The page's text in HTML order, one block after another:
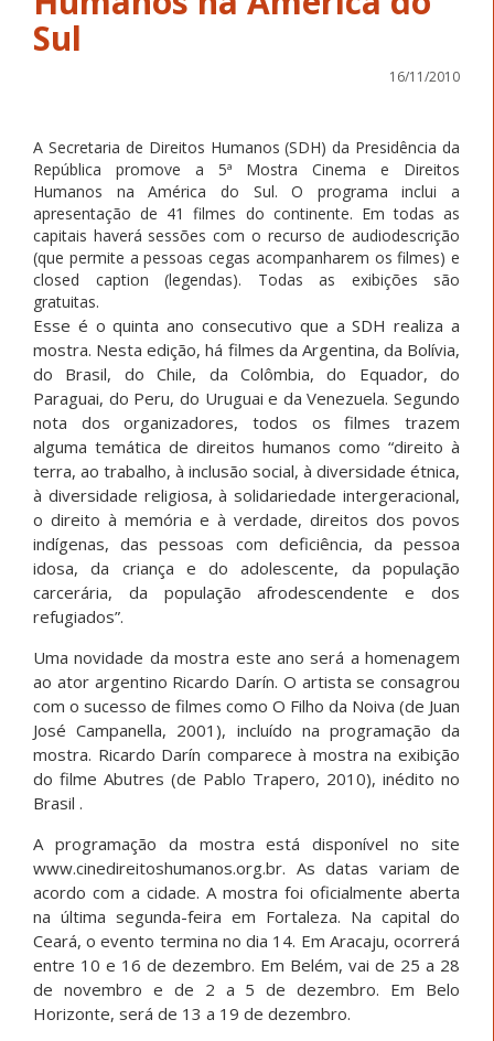
Sul
16/11/2010
A Secretaria de Direitos Humanos (SDH) da Presidência da
República promove a 5ª Mostra Cinema e Direitos
Humanos na América do Sul. O programa inclui a
apresentação de 41 filmes do continente. Em todas as
capitais haverá sessões com o recurso de audiodescrição
(que permite a pessoas cegas acompanharem os filmes) e
closed caption (legendas). Todas as exibições são
gratuitas.
Esse é o quinta ano consecutivo que a SDH realiza a
mostra. Nesta edição, há filmes da Argentina, da Bolívia,
do Brasil, do Chile, da Colômbia, do Equador, do
Paraguai, do Peru, do Uruguai e da Venezuela. Segundo
nota dos organizadores, todos os filmes trazem
alguma temática de direitos humanos como “direito à
terra, ao trabalho, à inclusão social, à diversidade étnica,
à diversidade religiosa, à solidariedade intergeracional,
o direito à memória e à verdade, direitos dos povos
indígenas, das pessoas com deficiência, da pessoa
idosa, da criança e do adolescente, da população
carcerária, da população afrodescendente e dos
refugiados”.
Uma novidade da mostra este ano será a homenagem
ao ator argentino Ricardo Darín. O artista se consagrou
com o sucesso de filmes como O Filho da Noiva (de Juan
José Campanella, 2001), incluído na programação da
mostra. Ricardo Darín comparece à mostra na exibição
do filme Abutres (de Pablo Trapero, 2010), inédito no
Brasil .
A programação da mostra está disponível no site
www.cinedireitoshumanos.org.br. As datas variam de
acordo com a cidade. A mostra foi oficialmente aberta
na última segunda-feira em Fortaleza. Na capital do
Ceará, o evento termina no dia 14. Em Aracaju, ocorrerá
entre 10 e 16 de dezembro. Em Belém, vai de 25 a 28
de novembro e de 2 a 5 de dezembro. Em Belo
Horizonte, será de 13 a 19 de dezembro.